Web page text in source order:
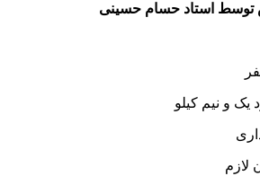
توسط استاد حسام حسینی
و نیم کیلو
لازم